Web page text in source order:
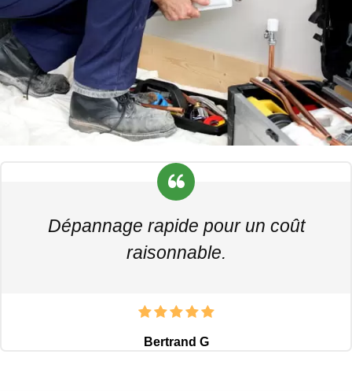
Dépannage rapide pour un coût
raisonnable.
Bertrand G